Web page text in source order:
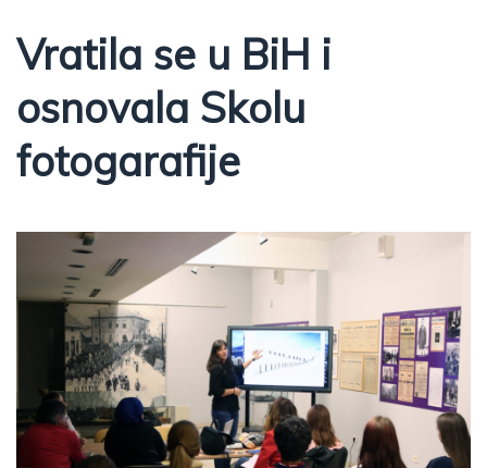
Vratila se u BiH i
osnovala Skolu
fotogarafije